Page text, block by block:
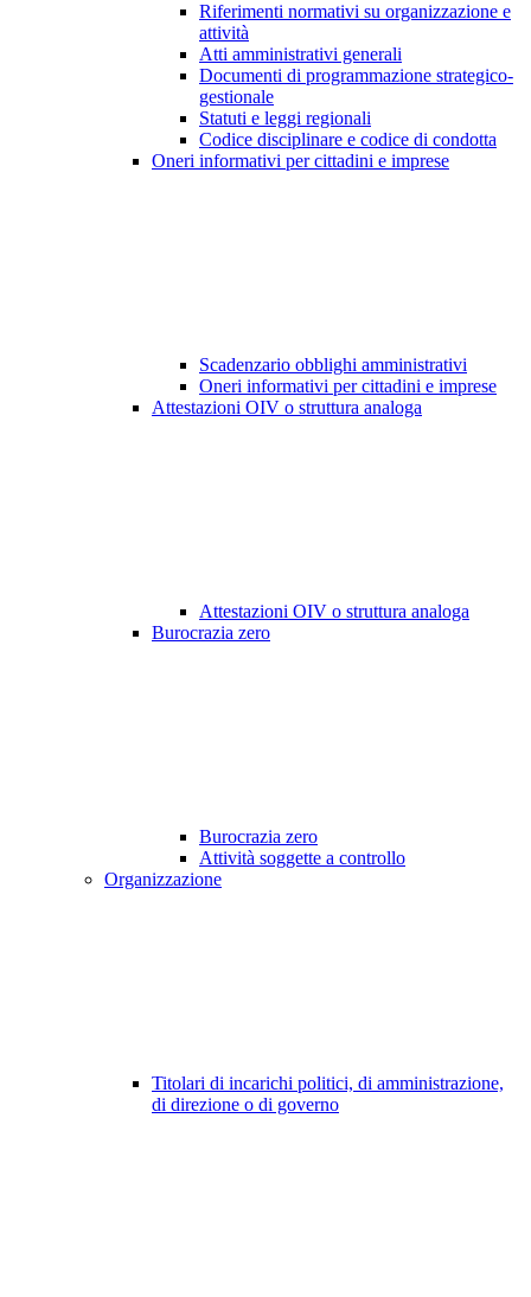
Riferimenti normativi su organizzazione e
attività
Atti amministrativi generali
Documenti di programmazione strategico-
gestionale
Statuti e leggi regionali
Codice disciplinare e codice di condotta
Oneri informativi per cittadini e imprese
Scadenzario obblighi amministrativi
Oneri informativi per cittadini e imprese
Attestazioni OIV o struttura analoga
Attestazioni OIV o struttura analoga
Burocrazia zero
Burocrazia zero
Attività soggette a controllo
Organizzazione
Titolari di incarichi politici, di amministrazione,
di direzione o di governo